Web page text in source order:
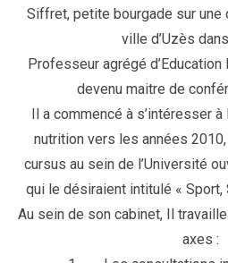
Siffret, petite bourgade sur une
ville d’Uzès
Professeur agrégé
devenu maitre de
Il a commencé à s’intéresser
nutrition vers les années
cursus au sein de l’Université
qui le désiraient intitulé « Sport,
Au sein de son cabinet, Il
axes :